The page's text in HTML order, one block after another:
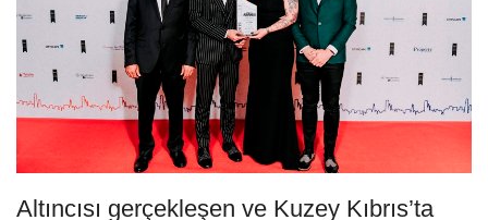
Altıncısı gerçekleşen ve Kuzey Kıbrıs’ta